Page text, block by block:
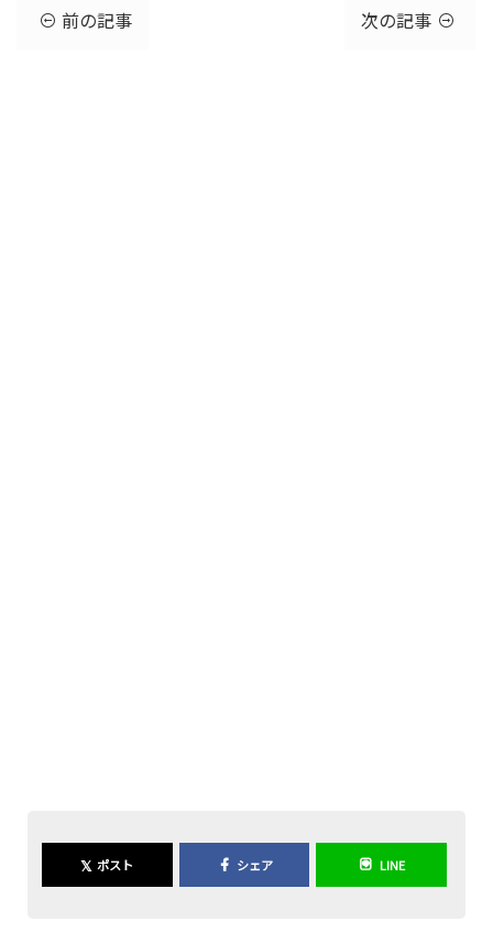
前の記事 次の記事
𝕏 ポスト シェア LINE